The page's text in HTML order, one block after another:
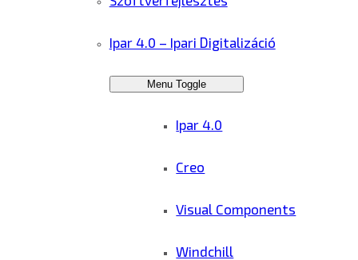
Ipar 4.0 – Ipari Digitalizáció
Menu Toggle
Ipar 4.0
Creo
Visual Components
Windchill